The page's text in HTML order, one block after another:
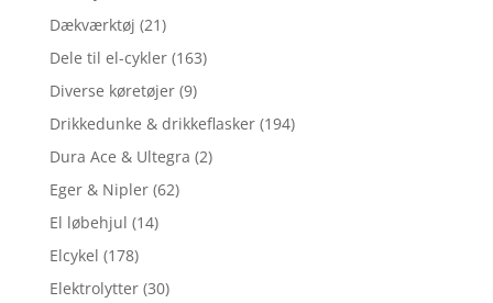
Dækværktøj (21)
Dele til el-cykler (163)
Diverse køretøjer (9)
Drikkedunke & drikkeflasker (194)
Dura Ace & Ultegra (2)
Eger & Nipler (62)
El løbehjul (14)
Elcykel (178)
Elektrolytter (30)